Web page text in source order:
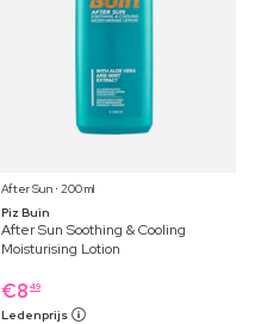
After Sun ⋅ 200 ml
Piz Buin
After Sun Soothing & Cooling
Moisturising Lotion
€8 49
Ledenprijs